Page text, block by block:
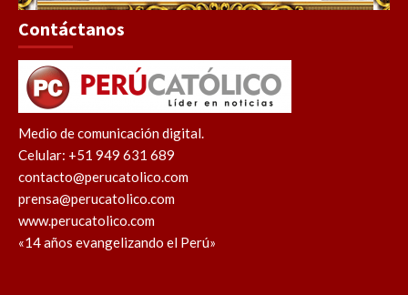
Contáctanos
Medio de comunicación digital.
Celular: +51 949 631 689
contacto@perucatolico.com
prensa@perucatolico.com
www.perucatolico.com
«14 años evangelizando el Perú»